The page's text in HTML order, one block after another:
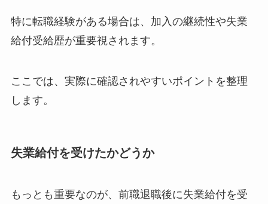
特に転職経験がある場合は、加入の継続性や失業
給付受給歴が重要視されます。
ここでは、実際に確認されやすいポイントを整理
します。
失業給付を受けたかどうか
もっとも重要なのが、前職退職後に失業給付を受